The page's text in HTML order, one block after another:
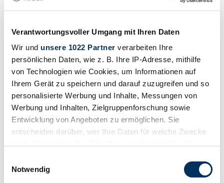
Verantwortungsvoller Umgang mit Ihren Daten
Wir und unsere 1022 Partner verarbeiten Ihre
persönlichen Daten, wie z. B. Ihre IP-Adresse, mithilfe
von Technologien wie Cookies, um Informationen auf
Ihrem Gerät zu speichern und darauf zuzugreifen und so
personalisierte Werbung und Inhalte, Messungen von
Werbung und Inhalten, Zielgruppenforschung sowie
Entwicklung von Angeboten zu ermöglichen. Sie
entscheiden darüber, wer Ihre Daten für welche Zwecke
Trigger Symbol ändern oder widerrufen
Notwendig
1994 | ALPINA B10 4.6
B10 4.6 (Nr.6)
165.000 €